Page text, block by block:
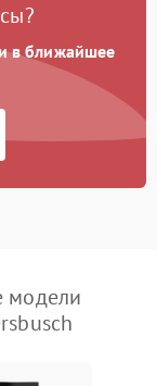
в ближайшее
модели